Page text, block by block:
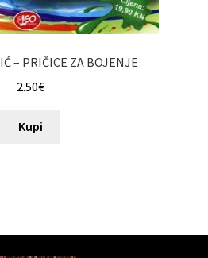
– PRIČICE ZA BOJENJE
2.50€
Kupi